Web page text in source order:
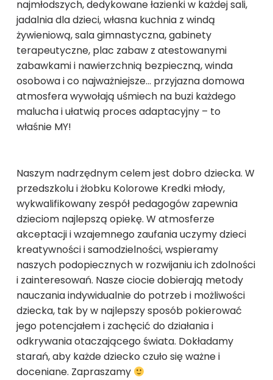
najmłodszych, dedykowane łazienki w każdej sali,
jadalnia dla dzieci, własna kuchnia z windą
żywieniową, sala gimnastyczna, gabinety
terapeutyczne, plac zabaw z atestowanymi
zabawkami i nawierzchnią bezpieczną, winda
osobowa i co najważniejsze… przyjazna domowa
atmosfera wywołają uśmiech na buzi każdego
malucha i ułatwią proces adaptacyjny – to
właśnie MY!
Naszym nadrzędnym celem jest dobro dziecka. W
przedszkolu i żłobku Kolorowe Kredki młody,
wykwalifikowany zespół pedagogów zapewnia
dzieciom najlepszą opiekę. W atmosferze
akceptacji i wzajemnego zaufania uczymy dzieci
kreatywności i samodzielności, wspieramy
naszych podopiecznych w rozwijaniu ich zdolności
i zainteresowań. Nasze ciocie dobierają metody
nauczania indywidualnie do potrzeb i możliwości
dziecka, tak by w najlepszy sposób pokierować
jego potencjałem i zachęcić do działania i
odkrywania otaczającego świata. Dokładamy
starań, aby każde dziecko czuło się ważne i
doceniane. Zapraszamy